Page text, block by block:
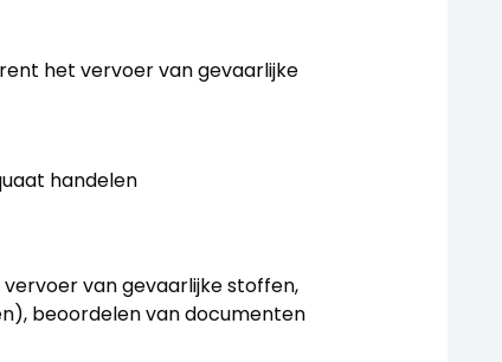
het vervoer van gevaarlijke
handelen
van gevaarlijke stoffen,
beoordelen van documenten